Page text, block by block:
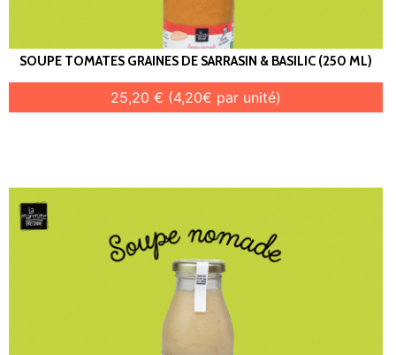
SOUPE TOMATES GRAINES DE SARRASIN & BASILIC (250 ML)
25,20 € (4,20€ par unité)